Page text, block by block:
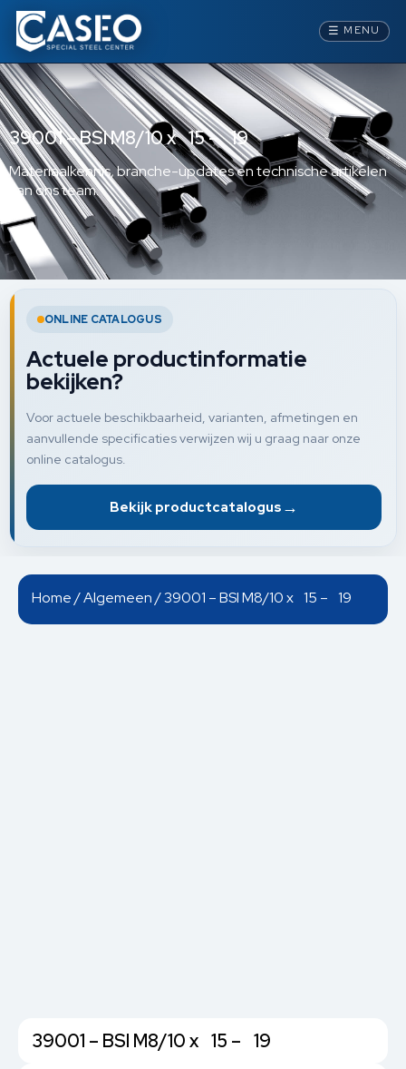
☰ MENU
39001 – BSI M8/10 x 15 – 19
Materiaalkennis, branche-updates en technische artikelen
van ons team.
ONLINE CATALOGUS
Actuele productinformatie
bekijken?
Voor actuele beschikbaarheid, varianten, afmetingen en
aanvullende specificaties verwijzen wij u graag naar onze
online catalogus.
Bekijk productcatalogus →
Home/Algemeen/ 39001 – BSI M8/10 x 15 – 19
39001 – BSI M8/10 x 15 – 19